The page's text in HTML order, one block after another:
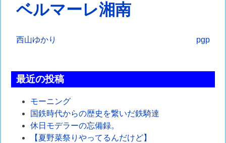
ベルマーレ湘南
投
ナ
ビ
ゲ
ー
西山ゆかり pgp
最近の投稿
モーニング
国鉄時代からの歴史を繋いだ鉄騎達
休日モデラーの忘備録。
【夏野菜祭りやってるんだけど】